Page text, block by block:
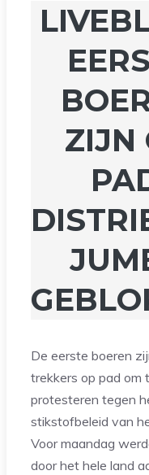
ZIJN
De eerste boeren
trekkers op pad om
protesteren tegen
stikstofbeleid van
Voor maandag
door het hele land